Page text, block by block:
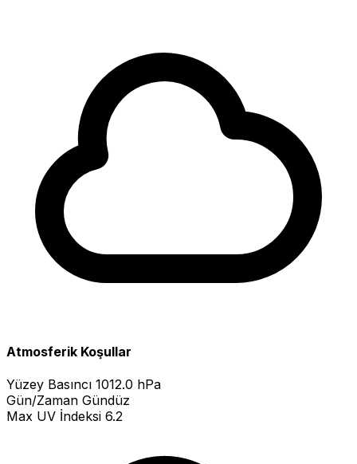
Atmosferik Koşullar
Yüzey Basıncı 1012.0 hPa
Gün/Zaman Gündüz
Max UV İndeksi 6.2